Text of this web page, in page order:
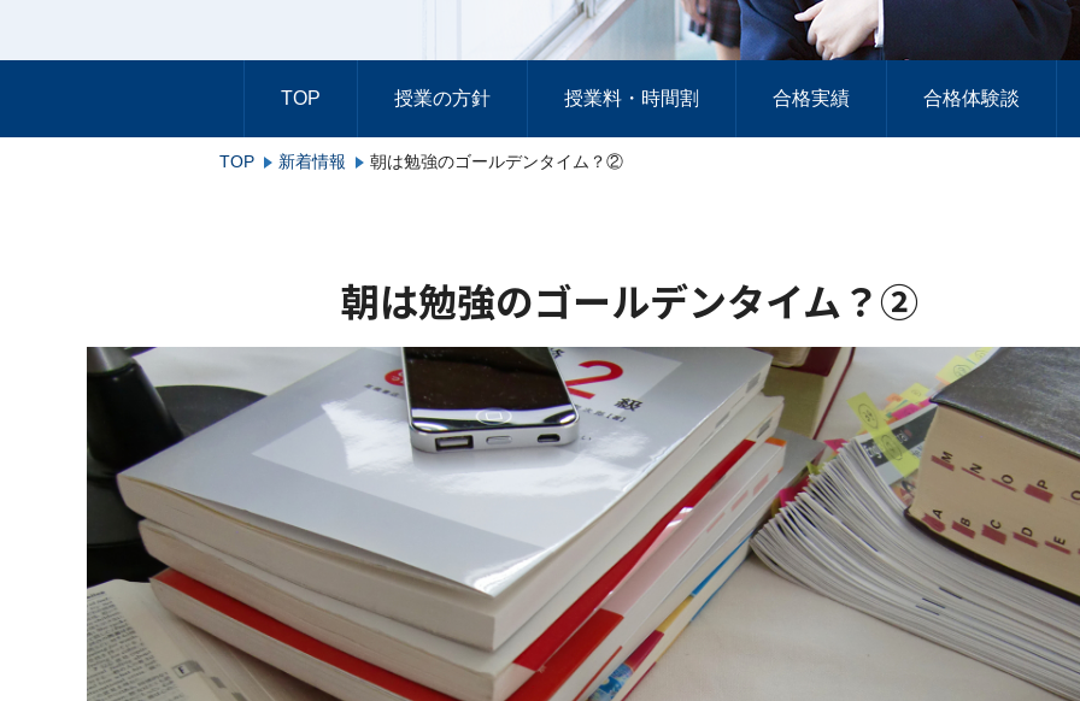
TOP 授業の方針 授業料・時間割 合格実績 合格体験談
TOP 新着情報 朝は勉強のゴールデンタイム？②
朝は勉強のゴールデンタイム？②